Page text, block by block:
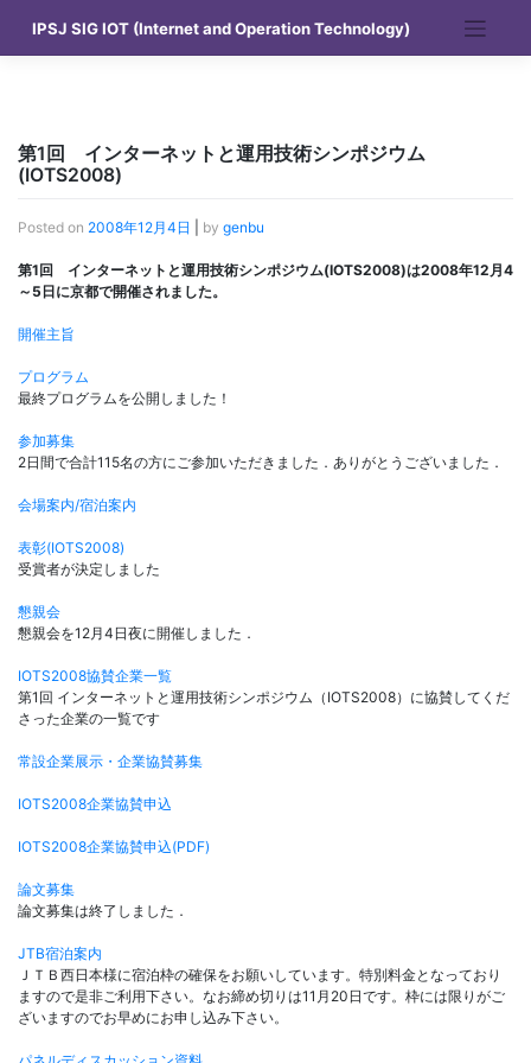
content
IPSJ SIG IOT (Internet and Operation Technology)
第1回 インターネットと運用技術シンポジウム
(IOTS2008)
Posted on 2008年12月4日 by genbu
第1回 インターネットと運用技術シンポジウム(IOTS2008)は2008年12月4
～5日に京都で開催されました。
開催主旨
プログラム
最終プログラムを公開しました！
参加募集
2日間で合計115名の方にご参加いただきました．ありがとうございました．
会場案内/宿泊案内
表彰(IOTS2008)
受賞者が決定しました
懇親会
懇親会を12月4日夜に開催しました．
IOTS2008協賛企業一覧
第1回 インターネットと運用技術シンポジウム（IOTS2008）に協賛してくだ
さった企業の一覧です
常設企業展示・企業協賛募集
IOTS2008企業協賛申込
IOTS2008企業協賛申込(PDF)
論文募集
論文募集は終了しました．
JTB宿泊案内
ＪＴＢ西日本様に宿泊枠の確保をお願いしています。特別料金となっており
ますので是非ご利用下さい。なお締め切りは11月20日です。枠には限りがご
ざいますのでお早めにお申し込み下さい。